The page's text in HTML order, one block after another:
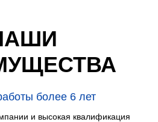
более 6 лет
и высокая квалификация